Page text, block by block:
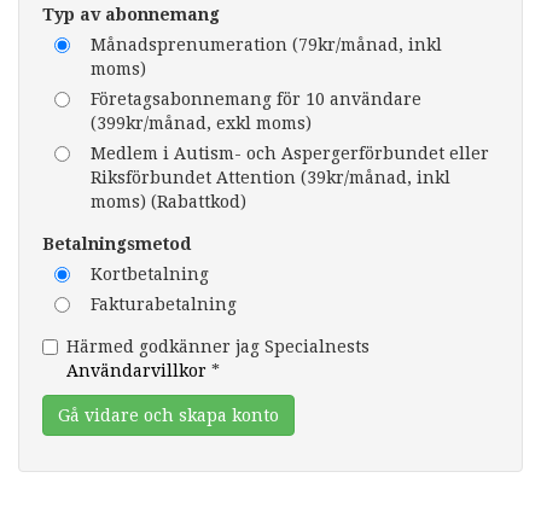
Typ av abonnemang
Månadsprenumeration (79kr/månad, inkl
moms)
Företagsabonnemang för 10 användare
(399kr/månad, exkl moms)
Medlem i Autism- och Aspergerförbundet eller
Riksförbundet Attention (39kr/månad, inkl
moms) (Rabattkod)
Betalningsmetod
Kortbetalning
Fakturabetalning
Härmed godkänner jag Specialnests
Användarvillkor *
Gå vidare och skapa konto